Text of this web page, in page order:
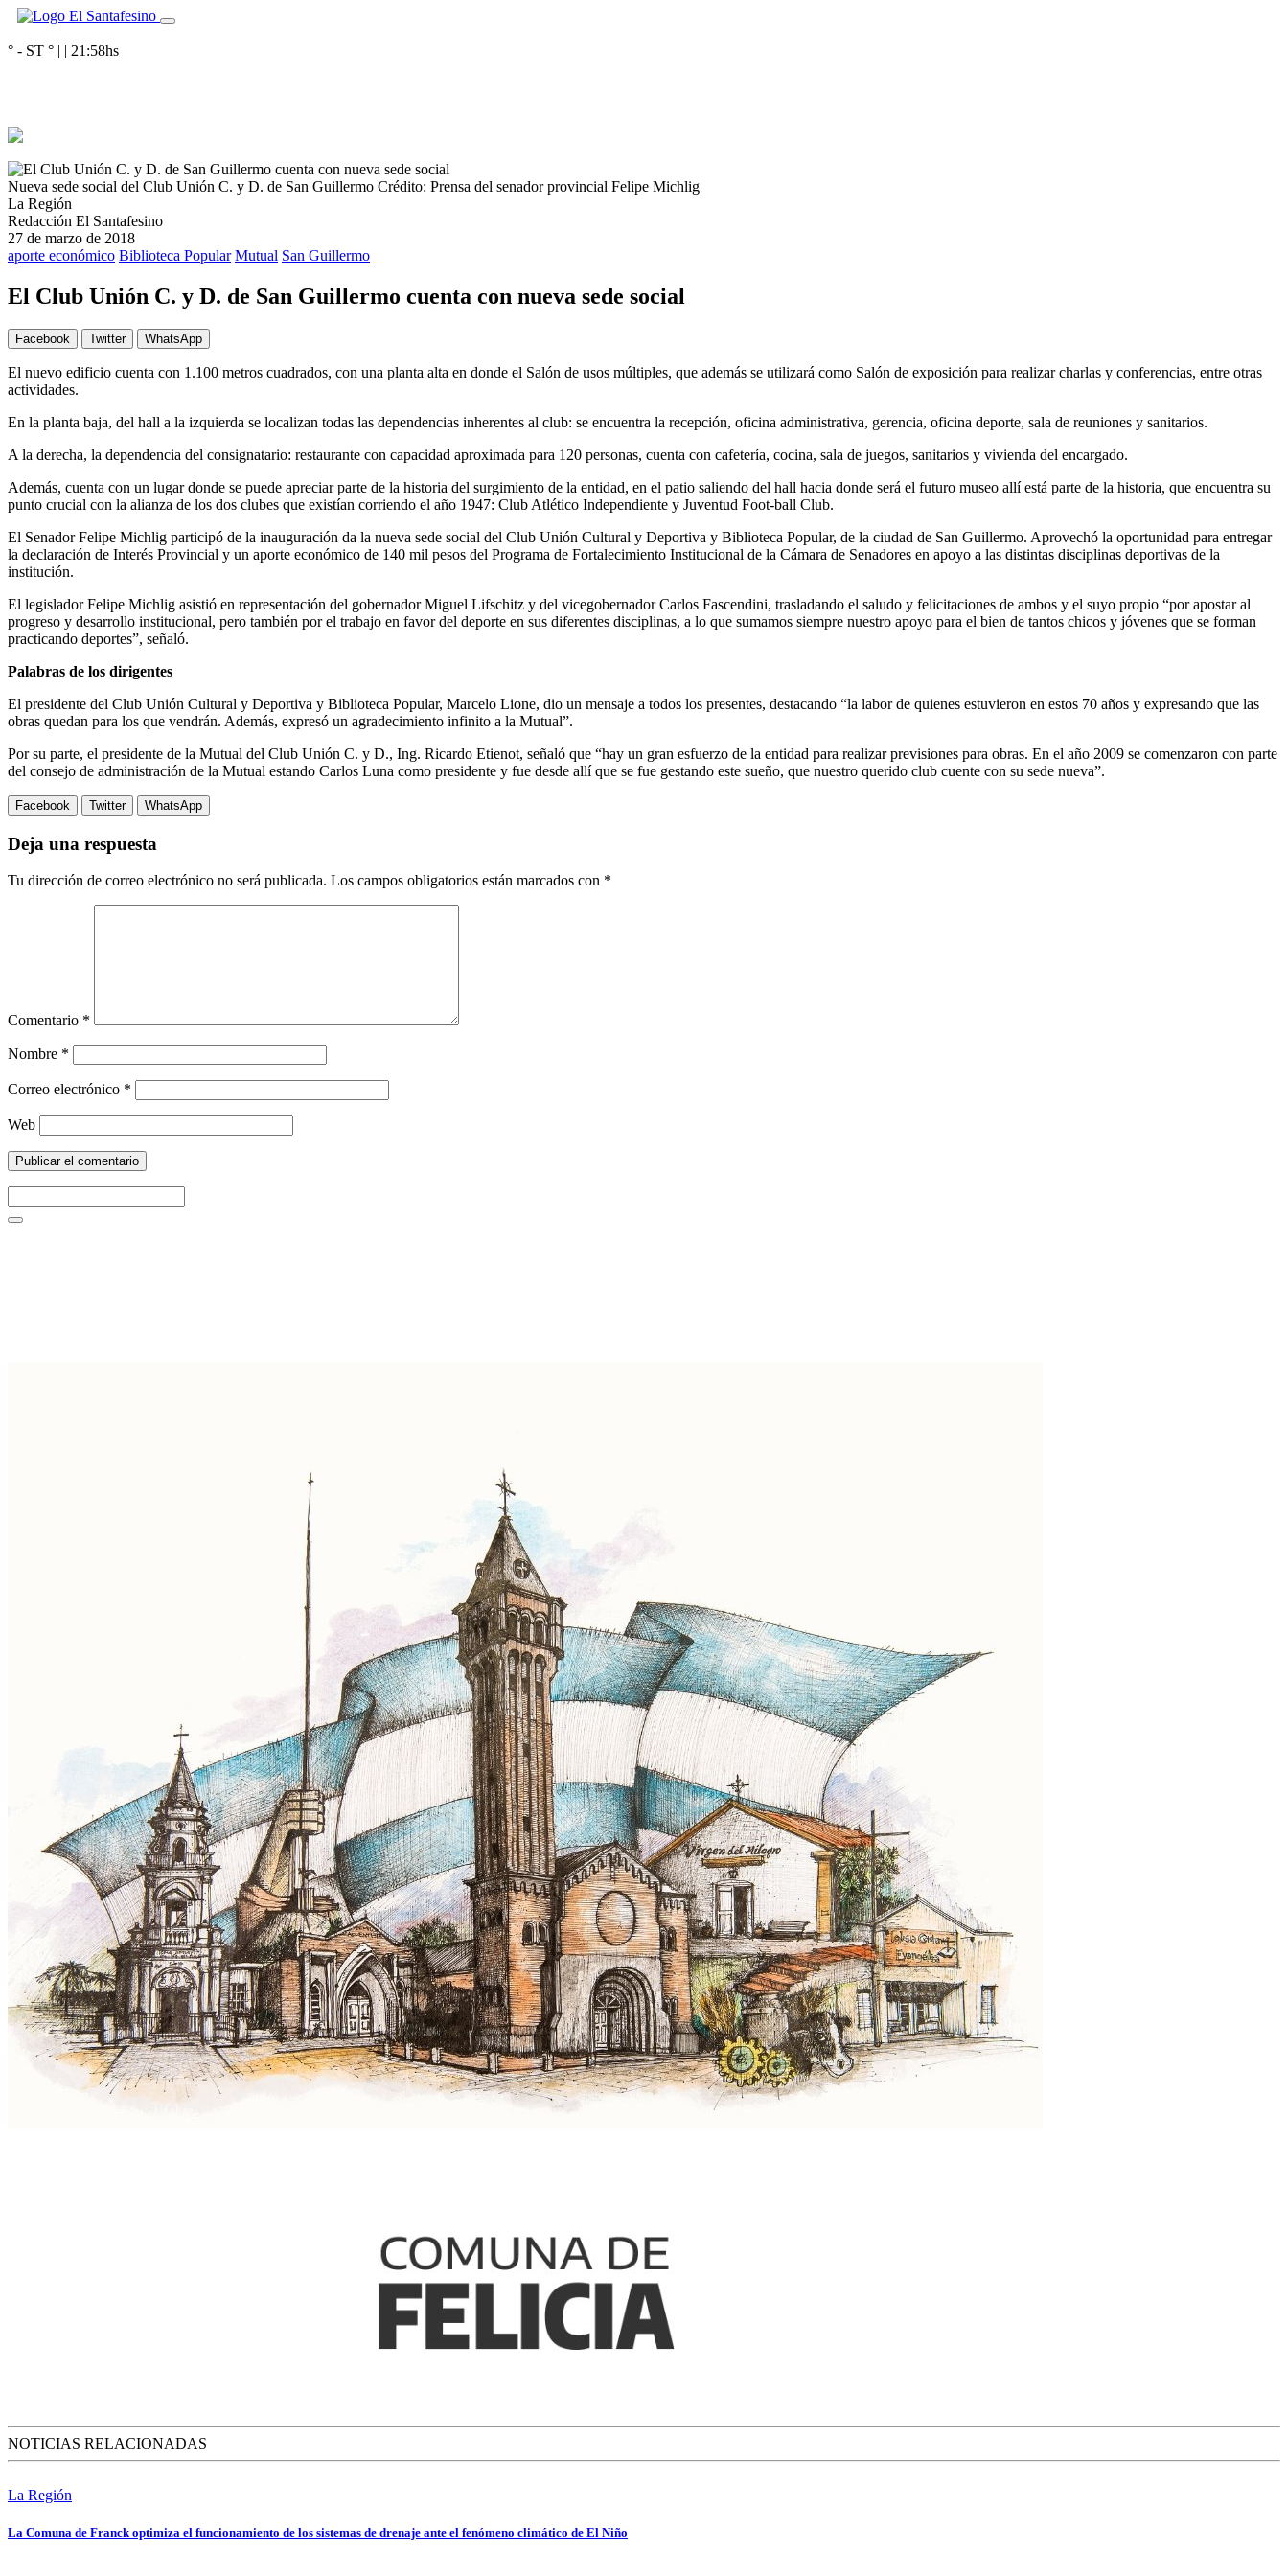
° - ST ° | | 21:58hs
Nueva sede social del Club Unión C. y D. de San Guillermo Crédito: Prensa del senador provincial Felipe Michlig
La Región
Redacción El Santafesino
27 de marzo de 2018
aporte económico Biblioteca Popular Mutual San Guillermo
El Club Unión C. y D. de San Guillermo cuenta con nueva sede social
Facebook Twitter WhatsApp
El nuevo edificio cuenta con 1.100 metros cuadrados, con una planta alta en donde el Salón de usos múltiples, que además se utilizará como Salón de exposición para realizar charlas y conferencias, entre otras
actividades.
En la planta baja, del hall a la izquierda se localizan todas las dependencias inherentes al club: se encuentra la recepción, oficina administrativa, gerencia, oficina deporte, sala de reuniones y sanitarios.
A la derecha, la dependencia del consignatario: restaurante con capacidad aproximada para 120 personas, cuenta con cafetería, cocina, sala de juegos, sanitarios y vivienda del encargado.
Además, cuenta con un lugar donde se puede apreciar parte de la historia del surgimiento de la entidad, en el patio saliendo del hall hacia donde será el futuro museo allí está parte de la historia, que encuentra su
punto crucial con la alianza de los dos clubes que existían corriendo el año 1947: Club Atlético Independiente y Juventud Foot-ball Club.
El Senador Felipe Michlig participó de la inauguración da la nueva sede social del Club Unión Cultural y Deportiva y Biblioteca Popular, de la ciudad de San Guillermo. Aprovechó la oportunidad para entregar
la declaración de Interés Provincial y un aporte económico de 140 mil pesos del Programa de Fortalecimiento Institucional de la Cámara de Senadores en apoyo a las distintas disciplinas deportivas de la
institución.
El legislador Felipe Michlig asistió en representación del gobernador Miguel Lifschitz y del vicegobernador Carlos Fascendini, trasladando el saludo y felicitaciones de ambos y el suyo propio “por apostar al
progreso y desarrollo institucional, pero también por el trabajo en favor del deporte en sus diferentes disciplinas, a lo que sumamos siempre nuestro apoyo para el bien de tantos chicos y jóvenes que se forman
practicando deportes”, señaló.
Palabras de los dirigentes
El presidente del Club Unión Cultural y Deportiva y Biblioteca Popular, Marcelo Lione, dio un mensaje a todos los presentes, destacando “la labor de quienes estuvieron en estos 70 años y expresando que las
obras quedan para los que vendrán. Además, expresó un agradecimiento infinito a la Mutual”.
Por su parte, el presidente de la Mutual del Club Unión C. y D., Ing. Ricardo Etienot, señaló que “hay un gran esfuerzo de la entidad para realizar previsiones para obras. En el año 2009 se comenzaron con parte
del consejo de administración de la Mutual estando Carlos Luna como presidente y fue desde allí que se fue gestando este sueño, que nuestro querido club cuente con su sede nueva”.
Facebook Twitter WhatsApp
Deja una respuesta
Tu dirección de correo electrónico no será publicada. Los campos obligatorios están marcados con *
Comentario *
Nombre *
Correo electrónico *
Web
NOTICIAS RELACIONADAS
La Región
La Comuna de Franck optimiza el funcionamiento de los sistemas de drenaje ante el fenómeno climático de El Niño